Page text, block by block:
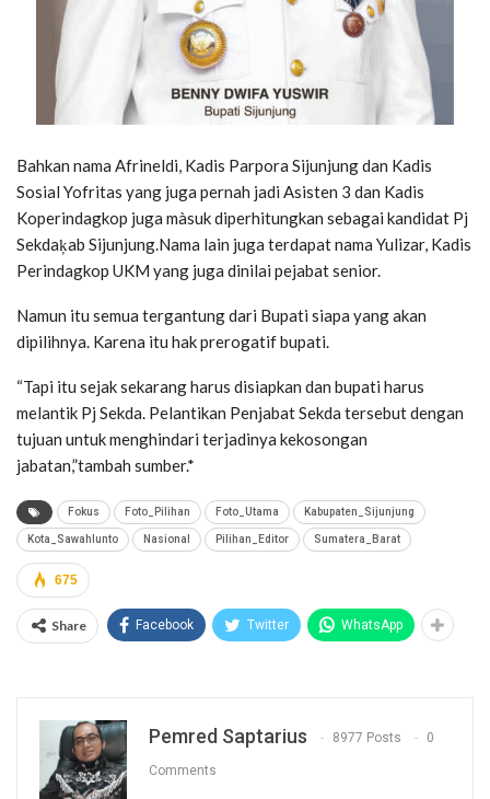
Bahkan nama Afrineldi, Kadis Parpora Sijunjung dan Kadis
Sosial Yofritas yang juga pernah jadi Asisten 3 dan Kadis
Koperindagkop juga màsuk diperhitungkan sebagai kandidat Pj
Sekdaķab Sijunjung.Nama lain juga terdapat nama Yulizar, Kadis
Perindagkop UKM yang juga dinilai pejabat senior.
Namun itu semua tergantung dari Bupati siapa yang akan
dipilihnya. Karena itu hak prerogatif bupati.
“Tapi itu sejak sekarang harus disiapkan dan bupati harus
melantik Pj Sekda. Pelantikan Penjabat Sekda tersebut dengan
tujuan untuk menghindari terjadinya kekosongan
jabatan,”tambah sumber.*
Fokus Foto_Pilihan Foto_Utama Kabupaten_Sijunjung
Kota_Sawahlunto Nasional Pilihan_Editor Sumatera_Barat
675
Share Facebook Twitter WhatsApp
Pemred Saptarius 8977 Posts 0
Comments